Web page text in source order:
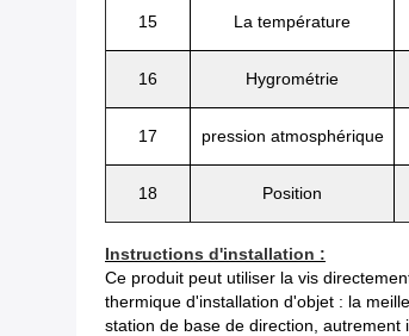
15 La température
16 Hygrométrie
17 pression atmosphérique
18 Position
Instructions d'installation :
Ce produit peut utiliser la vis
thermique d'installation d'objet : la
station de base de direction, autrement